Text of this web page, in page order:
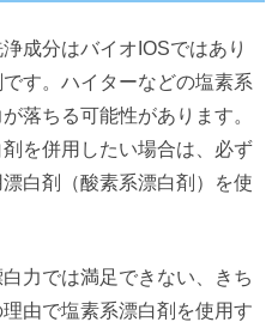
成分はバイオIOSではあり
す。ハイターなどの塩素系
落ちる可能性があります。
を併用したい場合は、必ず
白剤（酸素系漂白剤）を使
力では満足できない、きち
由で塩素系漂白剤を使用す